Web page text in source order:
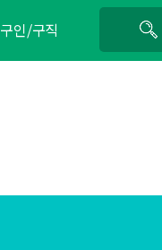
구인/구직